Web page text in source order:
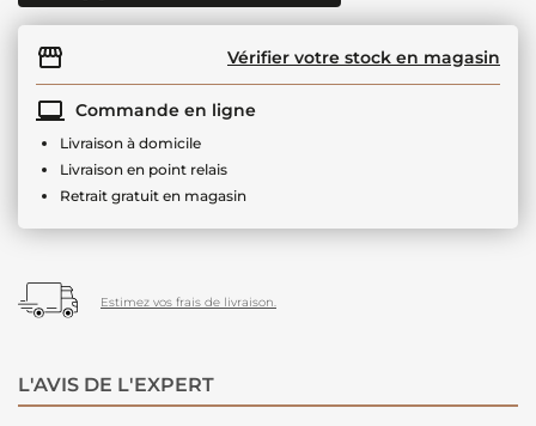
Vérifier votre stock en magasin
Commande en ligne
Livraison à domicile
Livraison en point relais
Retrait gratuit en magasin
Estimez vos frais de livraison.
L'AVIS DE L'EXPERT